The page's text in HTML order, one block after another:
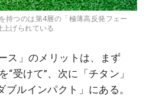
持つのは第4層の「極薄高反発フェー
上げられている
ス」のメリットは、まず
“受けて”、次に「チタン」
ブルインパクト」にある。